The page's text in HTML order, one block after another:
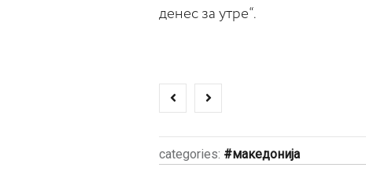
денес за утре“.
categories: македонија